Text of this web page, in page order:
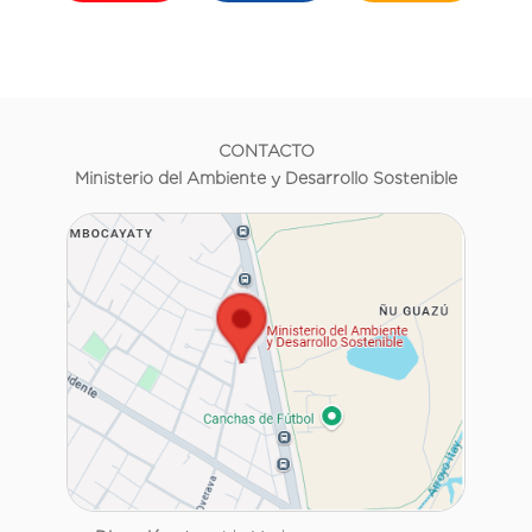
CONTACTO
Ministerio del Ambiente y Desarrollo Sostenible